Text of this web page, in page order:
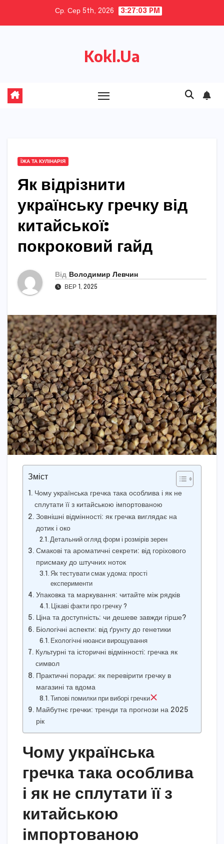
Ср. Сер 5th, 2026 3:27:04 PM
Kokl.Ua
ЇЖА ТА КУЛІНАРІЯ
Як відрізнити
українську гречку від
китайської:
покроковий гайд
Від Володимир Левчин
ВЕР 1, 2025
Зміст
Чому українська гречка така особлива і як не
сплутати її з китайською імпортованою
Зовнішні відмінності: як гречка виглядає на
дотик і око
Детальний огляд форм і розмірів зерен
Смакові та ароматичні секрети: від горіхового
присмаку до штучних ноток
Як тестувати смак удома: прості
експерименти
Упаковка та маркування: читайте між рядків
Цікаві факти про гречку ?
Ціна та доступність: чи дешеве завжди гірше?
Біологічні аспекти: від ґрунту до генетики
Екологічні нюанси вирощування
Культурні та історичні відмінності: гречка як
символ
Практичні поради: як перевірити гречку в
магазині та вдома
Типові помилки при виборі гречки
Майбутнє гречки: тренди та прогнози на 2025
рік
Чому українська
гречка така особлива
і як не сплутати її з
китайською
імпортованою